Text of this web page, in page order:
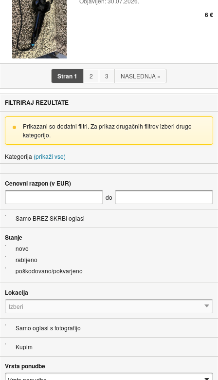
6 €
Stran1 2 3 NASLEDNJA »
FILTRIRAJ REZULTATE
Prikazani so dodatni filtri. Za prikaz drugačnih filtrov izberi drugo
kategorijo.
Kategorija (prikaži vse)
Cenovni razpon (v EUR)
do
Samo BREZ SKRBI oglasi
Stanje
novo
rabljeno
poškodovano/pokvarjeno
Lokacija
Izberi
Samo oglasi s fotografijo
Kupim
Vrsta ponudbe